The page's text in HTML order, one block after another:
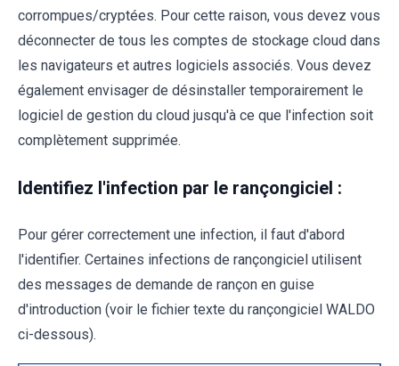
corrompues/cryptées. Pour cette raison, vous devez vous
déconnecter de tous les comptes de stockage cloud dans
les navigateurs et autres logiciels associés. Vous devez
également envisager de désinstaller temporairement le
logiciel de gestion du cloud jusqu'à ce que l'infection soit
complètement supprimée.
Identifiez l'infection par le rançongiciel :
Pour gérer correctement une infection, il faut d'abord
l'identifier. Certaines infections de rançongiciel utilisent
des messages de demande de rançon en guise
d'introduction (voir le fichier texte du rançongiciel WALDO
ci-dessous).